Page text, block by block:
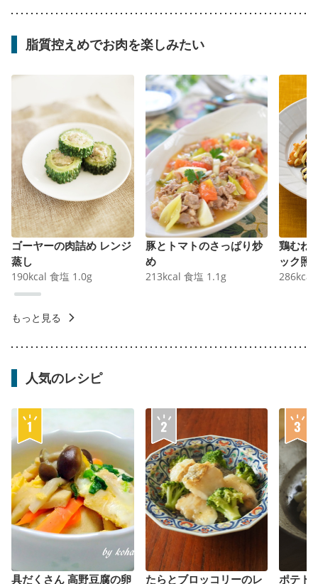
脂質控えめでお肉を楽しみたい
ゴーヤーの肉詰め レンジ
蒸し
190kcal 食塩 1.0g
豚とトマトのさっぱり炒
め
213kcal 食塩 1.1g
鶏むね
ック照
286kcal
もっと見る
人気のレシピ
具だくさん 高野豆腐の卵 たらとブロッコリーのレ ポテト